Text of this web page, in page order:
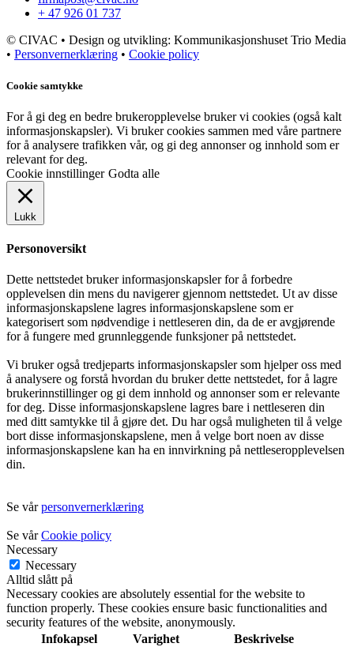
+ 47 926 01 737
© CIVAC • Design og utvikling: Kommunikasjonshuset Trio Media
• Personvernerklæring • Cookie policy
Cookie samtykke
For å gi deg en bedre brukeropplevelse bruker vi cookies (også kalt
informasjonskapsler). Vi bruker cookies sammen med våre partnere
for å analysere trafikken vår, og gi deg annonser og innhold som er
relevant for deg.
Cookie innstillinger Godta alle
Lukk
Personoversikt
Dette nettstedet bruker informasjonskapsler for å forbedre
opplevelsen din mens du navigerer gjennom nettstedet. Ut av disse
informasjonskapslene lagres informasjonskapslene som er
kategorisert som nødvendige i nettleseren din, da de er avgjørende
for å fungere med grunnleggende funksjoner på nettstedet.
Vi bruker også tredjeparts informasjonskapsler som hjelper oss med
å analysere og forstå hvordan du bruker dette nettstedet, for å lagre
brukerinnstillinger og gi dem innhold og annonser som er relevante
for deg. Disse informasjonskapslene lagres bare i nettleseren din
med ditt samtykke til å gjøre det. Du har også muligheten til å velge
bort disse informasjonskapslene, men å velge bort noen av disse
informasjonskapslene kan ha en innvirkning på nettleseropplevelsen
din.
Se vårpersonvernerklæring
Se vårCookie policy
Necessary
Necessary
Alltid slått på
Necessary cookies are absolutely essential for the website to
function properly. These cookies ensure basic functionalities and
security features of the website, anonymously.
Infokapsel
Varighet Beskrivelse